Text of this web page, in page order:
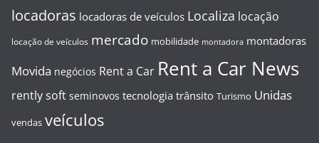
locadoras locadoras de veículos Localiza locação
locação de veículos mercado mobilidade montadora montadoras
Movida negócios Rent a Car Rent a Car News
rently soft seminovos tecnologia trânsito Turismo Unidas
vendas veículos